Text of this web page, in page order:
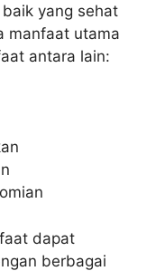
yang sehat
manfaat utama
antara lain:
dapat
berbagai